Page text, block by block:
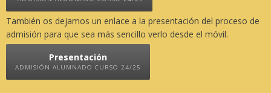
También os dejamos un enlace a la presentación del proceso de
admisión para que sea más sencillo verlo desde el móvil.
Presentación
ADMISIÓN ALUMNADO CURSO 24/25